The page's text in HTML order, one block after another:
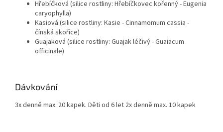
Hřebíčková (silice rostliny: Hřebíčkovec kořenný - Eugenia
caryophylla)
Kasiová (silice rostliny: Kasie - Cinnamomum cassia -
čínská skořice)
Guajaková (silice rostliny: Guajak léčivý - Guaiacum
officinale)
Dávkování
3x denně max. 20 kapek. Děti od 6 let 2x denně max. 10 kapek